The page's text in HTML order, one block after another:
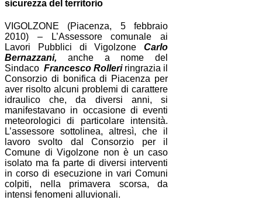
sicurezza del territorio
VIGOLZONE (Piacenza, 5 febbraio
2010) – L’Assessore comunale ai
Lavori Pubblici di VigolzoneCarlo
Bernazzani, anche a nome del
Sindaco Francesco Rolleriringrazia il
Consorzio di bonifica di Piacenza per
aver risolto alcuni problemi di carattere
idraulico che, da diversi anni, si
manifestavano in occasione di eventi
meteorologici di particolare intensità.
L’assessore sottolinea, altresì, che il
lavoro svolto dal Consorzio per il
Comune di Vigolzone non è un caso
isolato ma fa parte di diversi interventi
in corso di esecuzione in vari Comuni
colpiti, nella primavera scorsa, da
intensi fenomeni alluvionali.